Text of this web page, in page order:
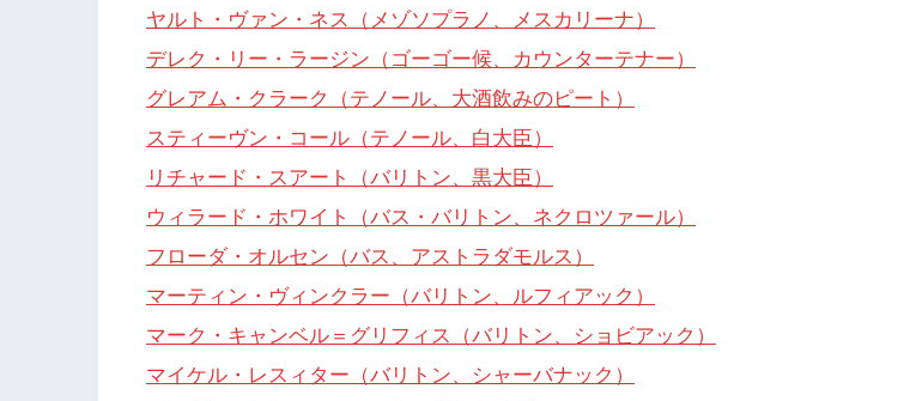
ヤルト・ヴァン・ネス（メゾソプラノ、メスカリーナ）
デレク・リー・ラージン（ゴーゴー候、カウンターテナー）
グレアム・クラーク（テノール、大酒飲みのピート）
スティーヴン・コール（テノール、白大臣）
リチャード・スアート（バリトン、黒大臣）
ウィラード・ホワイト（バス・バリトン、ネクロツァール）
フローダ・オルセン（バス、アストラダモルス）
マーティン・ヴィンクラー（バリトン、ルフィアック）
マーク・キャンベル＝グリフィス（バリトン、ショビアック）
マイケル・レスィター（バリトン、シャーバナック）